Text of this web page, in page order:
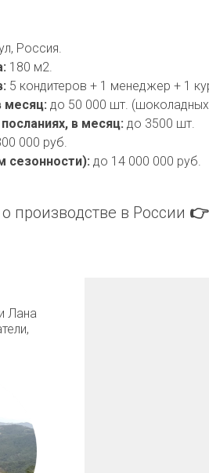
месяц:
в месяц:
сезонности): до 14 000 000 руб.
производстве в России 👉
Лана